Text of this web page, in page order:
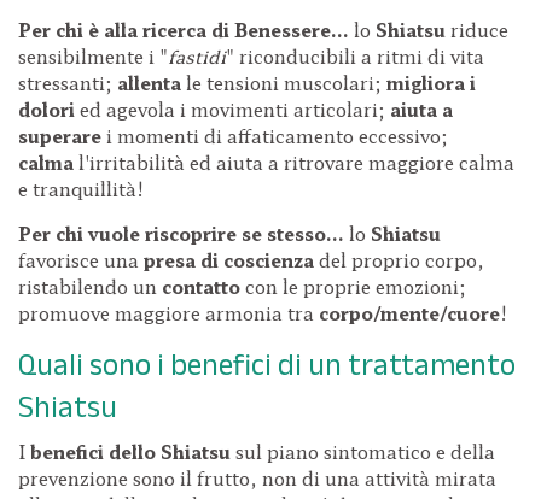
Per chi è alla ricerca di Benessere... lo Shiatsuriduce
sensibilmente i "fastidi" riconducibili a ritmi di vita
stressanti; allentale tensioni muscolari; migliora i
doloried agevola i movimenti articolari; aiuta a
superarei momenti di affaticamento eccessivo;
calmal'irritabilità ed aiuta a ritrovare maggiore calma
e tranquillità!
Per chi vuole riscoprire se stesso... lo Shiatsu
favorisce una presa di coscienzadel proprio corpo,
ristabilendo un contattocon le proprie emozioni;
promuove maggiore armonia tra corpo/mente/cuore!
Quali sono i benefici di un trattamento
Shiatsu
Ibenefici dello Shiatsu sul piano sintomatico e della
prevenzione sono il frutto, non di una attività mirata